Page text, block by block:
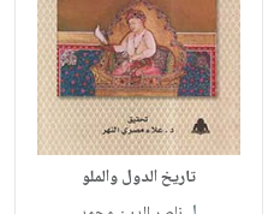
تاريخ الدول والملو